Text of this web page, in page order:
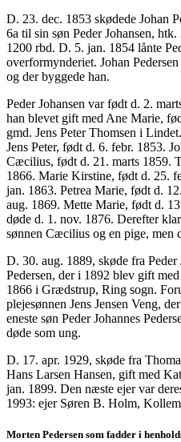
D. 23. dec. 1853 skødede Johan
6a til sin søn Peder Johansen,
1200 rbd. D. 5. jan. 1854 lånte
overformynderiet. Johan
og der byggede han.
Peder Johansen var født d. 2.
han blevet gift med Ane Marie,
gmd. Jens Peter Thomsen i
Jens Peter, født d. 6. febr. 1853.
Cæcilius, født d. 21. marts 1859.
1866. Marie Kirstine, født d. 25.
jan. 1863. Petrea Marie, født d.
aug. 1869. Mette Marie, født d.
døde d. 1. nov. 1876. Derefter
sønnen Cæcilius og en pige, men
D. 30. aug. 1889, skøde fra
Pedersen, der i 1892 blev gift
1866 i Grædstrup, Ring sogn.
plejesønnen Jens Jensen Veng,
eneste søn Peder Johannes
døde som ung.
D. 17. apr. 1929, skøde fra
Hans Larsen Hansen, gift med
jan. 1899. Den næste ejer var
1993: ejer Søren B. Holm,
Morten Pedersen som fadder i